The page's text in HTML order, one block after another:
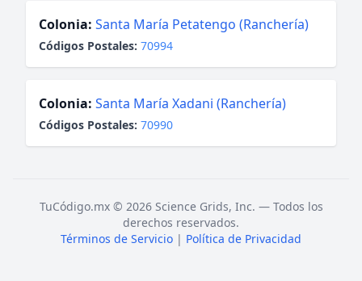
Colonia: Santa María Petatengo (Ranchería)
Códigos Postales: 70994
Colonia: Santa María Xadani (Ranchería)
Códigos Postales: 70990
TuCódigo.mx © 2026 Science Grids, Inc. — Todos los
derechos reservados.
Términos de Servicio | Política de Privacidad